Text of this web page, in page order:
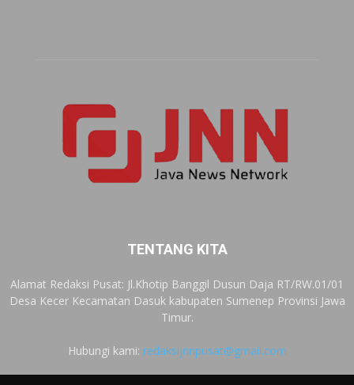
TENTANG KITA
Alamat Redaksi Pusat: Jl.Khotip Banggil Dusun Daja RT/RW.01/01
Desa Kecer Kecamatan Dasuk kabupaten Sumenep Provinsi Jawa
Timur.
Hubungi kami: redaksijnnpusat@gmail.com